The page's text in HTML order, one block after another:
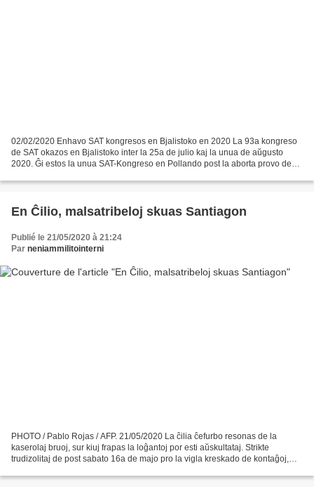
02/02/2020 Enhavo SAT kongresos en Bjalistoko en 2020 La 93a kongreso
de SAT okazos en Bjalistoko inter la 25a de julio kaj la unua de aŭgusto
2020. Ĝi estos la unua SAT-Kongreso en Pollando post la aborta provo de
En Ĉilio, malsatribeloj skuas Santiagon
Publié le 21/05/2020 à 21:24
Par neniammilitointerni
PHOTO / Pablo Rojas / AFP. 21/05/2020 La ĉilia ĉefurbo resonas de la
kaserolaj bruoj, sur kiuj frapas la loĝantoj por esti aŭskultataj. Strikte
trudizolitaj de post sabato 16a de majo pro la vigla kreskado de kontaĝoj,